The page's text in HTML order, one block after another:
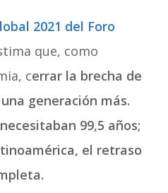
2021 del Foro
que, como
cerrar la brecha de
generación más.
99,5 años;
el retraso